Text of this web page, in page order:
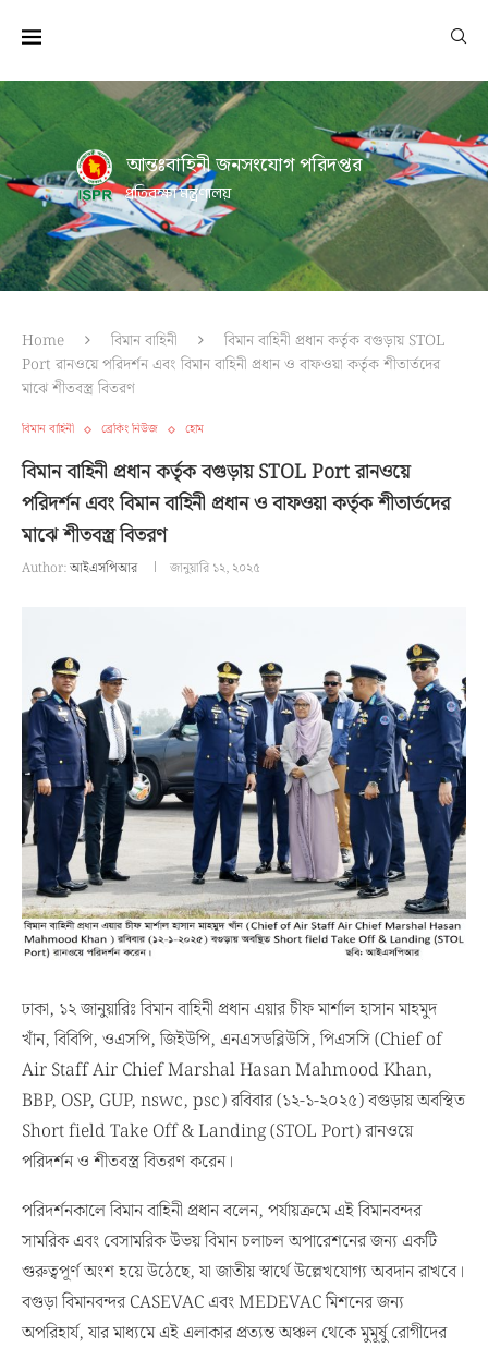
আন্তঃবাহিনী জনসংযোগ পরিদপ্তর
প্রতিরক্ষা মন্ত্রণালয়
Home বিমান বাহিনী
বিমান বাহিনী প্রধান কর্তৃক বগুড়ায় STOL
Port রানওয়ে পরিদর্শন এবং বিমান বাহিনী প্রধান ও বাফওয়া কর্তৃক শীতার্তদের
মাঝে শীতবস্ত্র বিতরণ
বিমান বাহিনী ব্রেকিং নিউজ হোম
বিমান বাহিনী প্রধান কর্তৃক বগুড়ায় STOL Port রানওয়ে
পরিদর্শন এবং বিমান বাহিনী প্রধান ও বাফওয়া কর্তৃক শীতার্তদের
মাঝে শীতবস্ত্র বিতরণ
Author:আইএসপিআর জানুয়ারি ১২, ২০২৫
ঢাকা, ১২ জানুয়ারিঃ বিমান বাহিনী প্রধান এয়ার চীফ মার্শাল হাসান মাহমুদ
খাঁন, বিবিপি, ওএসপি, জিইউপি, এনএসডব্লিউসি, পিএসসি (Chief of
Air Staff Air Chief Marshal Hasan Mahmood Khan,
BBP, OSP, GUP, nswc, psc) রবিবার (১২-১-২০২৫) বগুড়ায় অবস্থিত
Short field Take Off & Landing (STOL Port) রানওয়ে
পরিদর্শন ও শীতবস্ত্র বিতরণ করেন।
পরিদর্শনকালে বিমান বাহিনী প্রধান বলেন, পর্যায়ক্রমে এই বিমানবন্দর
সামরিক এবং বেসামরিক উভয় বিমান চলাচল অপারেশনের জন্য একটি
গুরুত্বপূর্ণ অংশ হয়ে উঠেছে, যা জাতীয় স্বার্থে উল্লেখযোগ্য অবদান রাখবে।
বগুড়া বিমানবন্দর CASEVAC এবং MEDEVAC মিশনের জন্য
অপরিহার্য, যার মাধ্যমে এই এলাকার প্রত্যন্ত অঞ্চল থেকে মুমূর্ষু রোগীদের